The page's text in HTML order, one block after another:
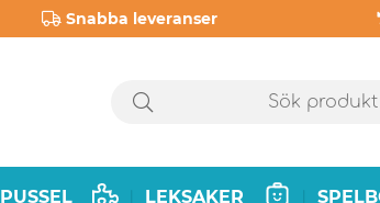
Snabba leveranser
PUSSEL LEKSAKER